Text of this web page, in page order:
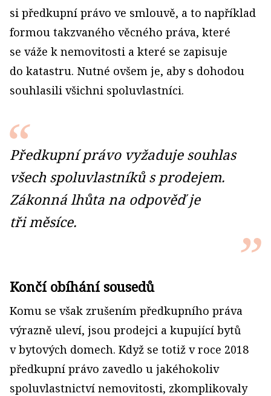
si předkupní právo ve smlouvě, a to například
formou takzvaného věcného práva, které
se váže k nemovitosti a které se zapisuje
do katastru. Nutné ovšem je, aby s dohodou
souhlasili všichni spoluvlastníci.
Předkupní právo vyžaduje souhlas
všech spoluvlastníků s prodejem.
Zákonná lhůta na odpověď je
tři měsíce.
Končí obíhání sousedů
Komu se však zrušením předkupního práva
výrazně uleví, jsou prodejci a kupující bytů
v bytových domech. Když se totiž v roce 2018
předkupní právo zavedlo u jakéhokoliv
spoluvlastnictví nemovitosti, zkomplikovaly